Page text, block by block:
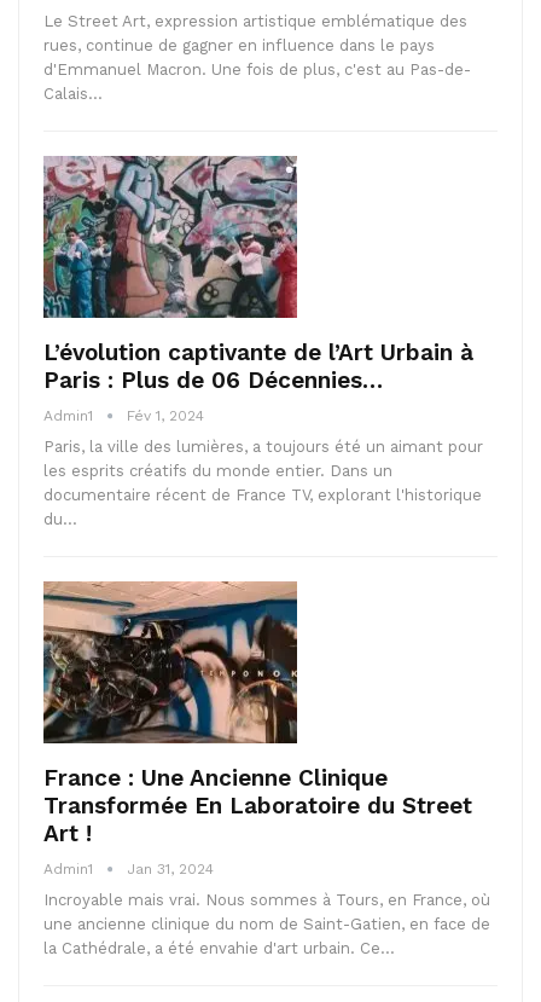
Le Street Art, expression artistique emblématique des
rues, continue de gagner en influence dans le pays
d'Emmanuel Macron. Une fois de plus, c'est au Pas-de-
Calais…
L’évolution captivante de l’Art Urbain à
Paris : Plus de 06 Décennies…
Admin1 Fév 1, 2024
Paris, la ville des lumières, a toujours été un aimant pour
les esprits créatifs du monde entier. Dans un
documentaire récent de France TV, explorant l'historique
du…
France : Une Ancienne Clinique
Transformée En Laboratoire du Street
Art !
Admin1 Jan 31, 2024
Incroyable mais vrai. Nous sommes à Tours, en France, où
une ancienne clinique du nom de Saint-Gatien, en face de
la Cathédrale, a été envahie d'art urbain. Ce…